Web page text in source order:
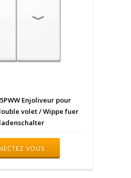
Enjoliveur pour
volet / Wippe fuer
VOUS